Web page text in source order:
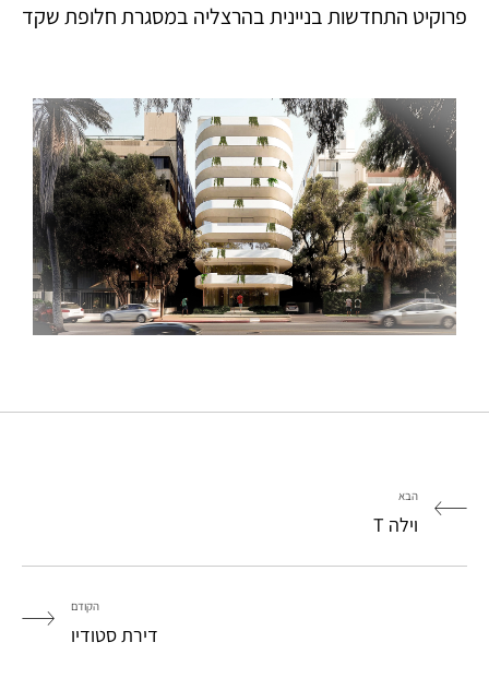
פרוקיט התחדשות בניינית בהרצליה במסגרת חלופת שקד
הבא
וילה T
הקודם
דירת סטודיו